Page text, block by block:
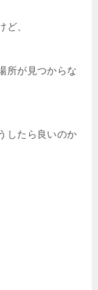
ど、
所が見つからな
したら良いのか